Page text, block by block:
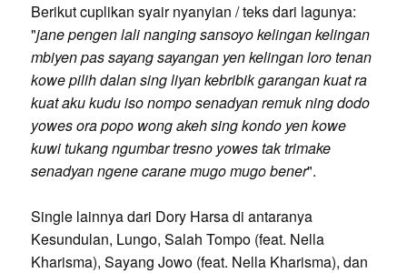
Berikut cuplikan syair nyanyian / teks dari lagunya:
"jane pengen lali nanging sansoyo kelingan kelingan
mbiyen pas sayang sayangan yen kelingan loro tenan
kowe pilih dalan sing liyan kebribik garangan kuat ra
kuat aku kudu iso nompo senadyan remuk ning dodo
yowes ora popo wong akeh sing kondo yen kowe
kuwi tukang ngumbar tresno yowes tak trimake
senadyan ngene carane mugo mugo bener".
Single lainnya dari Dory Harsa di antaranya
Kesundulan, Lungo, Salah Tompo (feat. Nella
Kharisma), Sayang Jowo (feat. Nella Kharisma), dan